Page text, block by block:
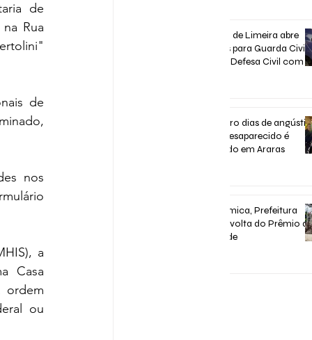
Concurso de Limeira abre
inscrições para Guarda Civil,
Trânsito e Defesa Civil com
Após quatro dias de
homem desaparecido é
encontrado em Araras
Após polêmica, Prefeitura
confirma volta do Prêmio de
Assiduidade
de
Rua
de
nos
a
Casa
ordem
ou